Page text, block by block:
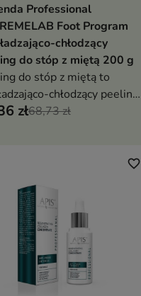
Dodaj do koszyka
Professional
Foot Program
chłodzący
do stóp z miętą 200 g
do stóp z miętą to
chłodzący peeling,
usuwa martwy naskórek,
zł68,73 zł
favorite_border